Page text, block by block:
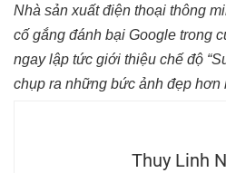
Nhà sản xuất điện thoại thông
cố gắng đánh bại Google trong
ngay lập tức giới thiệu chế độ
chụp ra những bức ảnh đẹp hơn
Thuy Linh